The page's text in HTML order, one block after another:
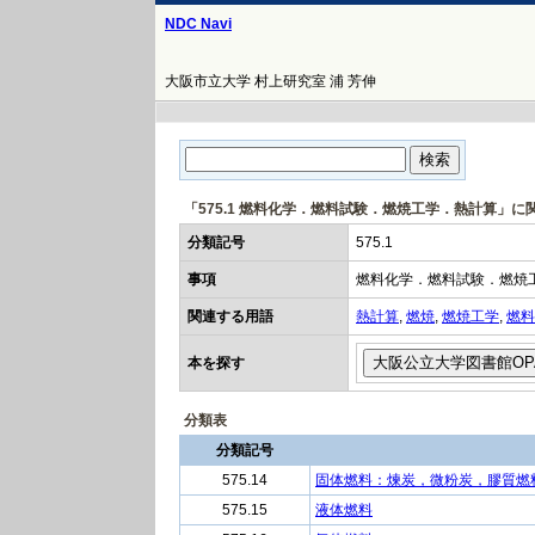
NDC Navi
大阪市立大学 村上研究室 浦 芳伸
「575.1 燃料化学．燃料試験．燃焼工学．熱計算」に
分類記号
575.1
事項 燃料化学．燃料試験．燃焼
関連する用語 熱計算, 燃焼, 燃焼工学, 燃
本を探す
分類表
分類記号
575.14
固体燃料：煉炭，微粉炭，膠質燃
575.15
液体燃料